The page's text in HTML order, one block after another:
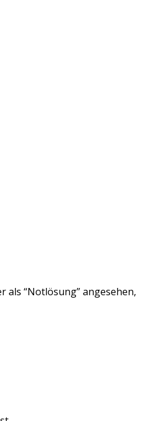
als “Notlösung” angesehen,